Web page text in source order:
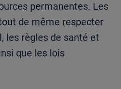
permanentes. Les
de même respecter
les règles de santé et
que les lois